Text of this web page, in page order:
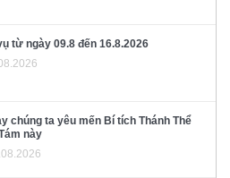
từ ngày 09.8 đến 16.8.2026
chúng ta yêu mến Bí tích Thánh Thể
này